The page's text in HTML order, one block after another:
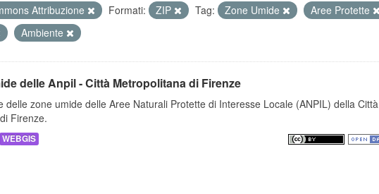
Attribuzione
Formati: ZIP Tag: Zone Umide
Aree Protette
Ambiente
delle Anpil - Città Metropolitana di Firenze
delle zone umide delle Aree Naturali Protette di Interesse Locale (ANPIL) della Città
Firenze.
WEBGIS